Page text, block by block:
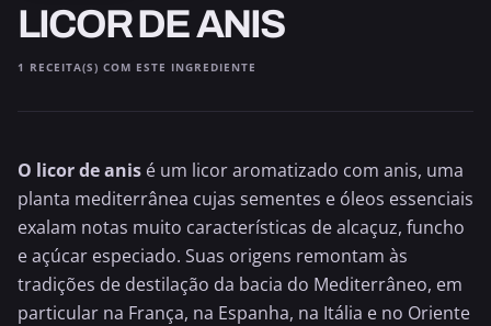
LICOR DE ANIS
1 RECEITA(S) COM ESTE INGREDIENTE
O licor de anis é um licor aromatizado com anis, uma
planta mediterrânea cujas sementes e óleos essenciais
exalam notas muito características de alcaçuz, funcho
e açúcar especiado. Suas origens remontam às
tradições de destilação da bacia do Mediterrâneo, em
particular na França, na Espanha, na Itália e no Oriente